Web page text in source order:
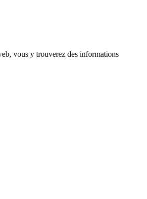
vous y trouverez des informations